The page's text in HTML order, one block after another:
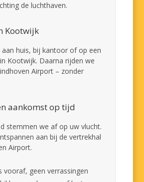
de luchthaven.
Kootwijk
aan huis, bij kantoor of op een
Kootwijk. Daarna rijden we
Airport – zonder
aankomst op tijd
stemmen we af op uw vlucht.
aan bij de vertrekhal
Airport.
vooraf, geen verrassingen